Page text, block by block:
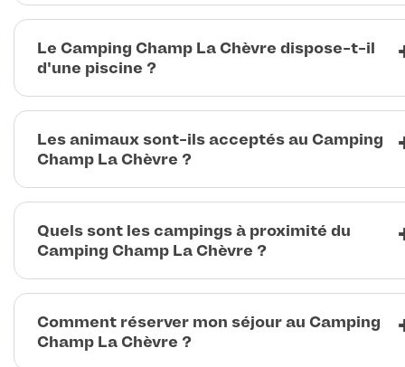
Le Camping Champ La Chèvre dispose-t-il
d'une piscine ?
Les animaux sont-ils acceptés au Camping
Champ La Chèvre ?
Quels sont les campings à proximité du
Camping Champ La Chèvre ?
Comment réserver mon séjour au Camping
Champ La Chèvre ?